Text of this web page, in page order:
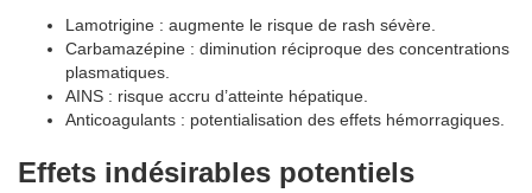
Lamotrigine : augmente le risque de rash sévère.
Carbamazépine : diminution réciproque des concentrations
plasmatiques.
AINS : risque accru d’atteinte hépatique.
Anticoagulants : potentialisation des effets hémorragiques.
Effets indésirables potentiels